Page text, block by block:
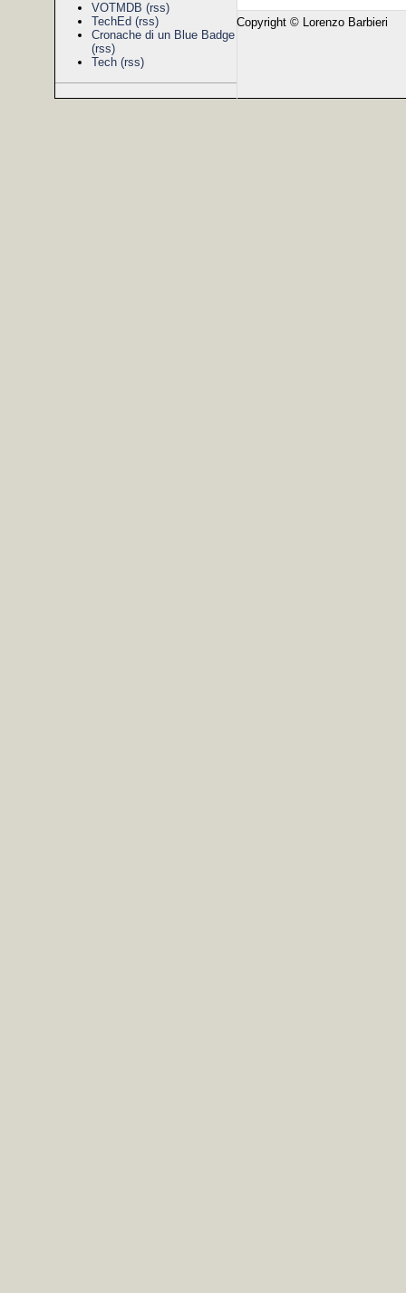
VOTMDB (rss)
TechEd (rss)
Cronache di un Blue Badge
(rss)
Tech (rss)
Copyright © Lorenzo Barbieri